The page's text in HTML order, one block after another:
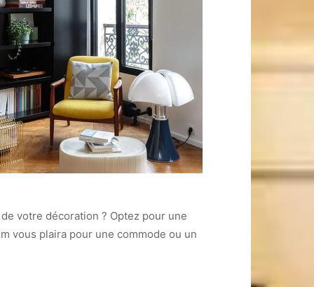
votre décoration ? Optez pour une
vous plaira pour une commode ou un